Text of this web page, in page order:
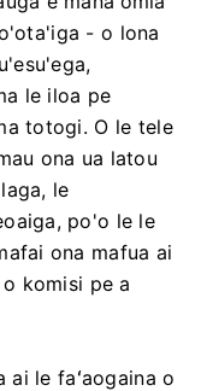
- o lona
le iloa pe
totogi. O le tele
ona ua latou
le
po'o le le
ona mafua ai
komisi pe a
ai le faʻaogaina o